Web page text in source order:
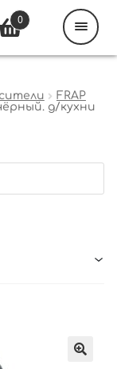
FRAP
д/кухни
0